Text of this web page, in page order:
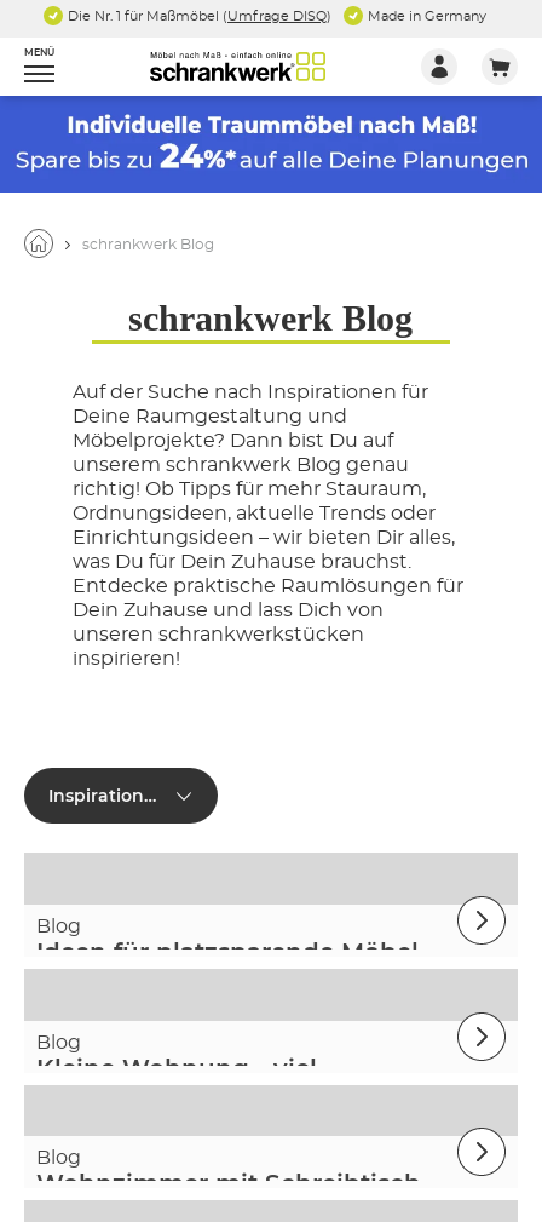
Die Nr. 1 für Maßmöbel (Umfrage DISQ) Made in Germany
MENÜ
schrankwerk Blog
schrankwerk Blog
Auf der Suche nach Inspirationen für
Deine Raumgestaltung und
Möbelprojekte? Dann bist Du auf
unserem schrankwerk Blog genau
richtig! Ob Tipps für mehr Stauraum,
Ordnungsideen, aktuelle Trends oder
Einrichtungsideen – wir bieten Dir alles,
was Du für Dein Zuhause brauchst.
Entdecke praktische Raumlösungen für
Dein Zuhause und lass Dich von
unseren schrankwerkstücken
inspirieren!
Inspirationen
Blog
Ideen für platzsparende Möbel
Blog
Kleine Wohnung - viel
Blog
Wohnzimmer mit Schreibtisch